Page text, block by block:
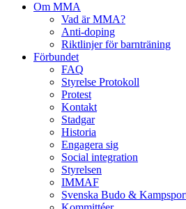
Om MMA
Vad är MMA?
Anti-doping
Riktlinjer för barnträning
Förbundet
FAQ
Styrelse Protokoll
Protest
Kontakt
Stadgar
Historia
Engagera sig
Social integration
Styrelsen
IMMAF
Svenska Budo &